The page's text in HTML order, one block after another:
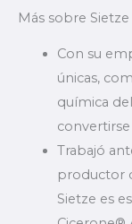
Más sobre Sietze
Con su
únicas,
química
Trabajó
productor
Sietze es